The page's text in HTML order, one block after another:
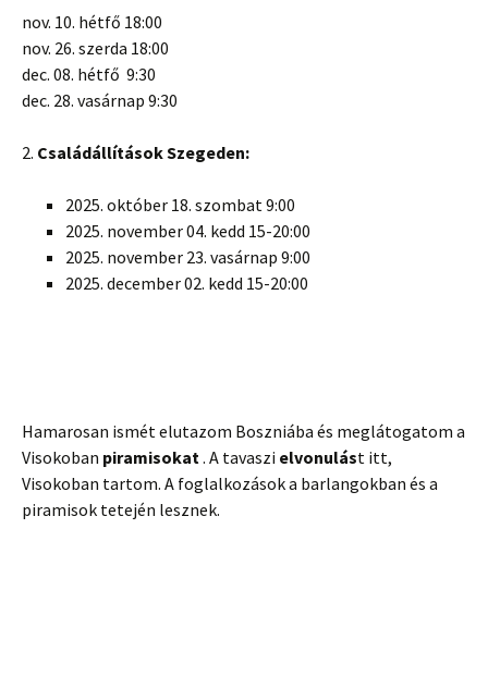
nov. 10. hétfő 18:00
nov. 26. szerda 18:00
dec. 08. hétfő 9:30
dec. 28. vasárnap 9:30
2. Családállítások Szegeden:
2025. október 18. szombat 9:00
2025. november 04. kedd 15-20:00
2025. november 23. vasárnap 9:00
2025. december 02. kedd 15-20:00
Hamarosan ismét elutazom Boszniába és meglátogatom a
Visokoban piramisokat. A tavaszi elvonulást itt,
Visokoban tartom. A foglalkozások a barlangokban és a
piramisok tetején lesznek.